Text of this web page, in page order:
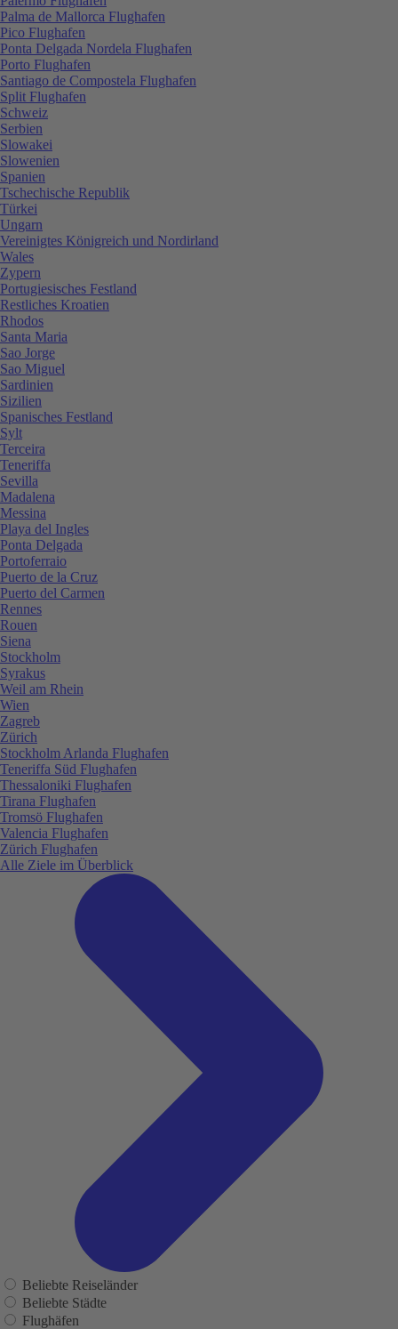
Palma de Mallorca Flughafen
Pico Flughafen
Ponta Delgada Nordela Flughafen
Porto Flughafen
Santiago de Compostela Flughafen
Split Flughafen
Schweiz
Serbien
Slowakei
Slowenien
Spanien
Tschechische Republik
Türkei
Ungarn
Vereinigtes Königreich und Nordirland
Wales
Zypern
Portugiesisches Festland
Restliches Kroatien
Rhodos
Santa Maria
Sao Jorge
Sao Miguel
Sardinien
Sizilien
Spanisches Festland
Sylt
Terceira
Teneriffa
Sevilla
Madalena
Messina
Playa del Ingles
Ponta Delgada
Portoferraio
Puerto de la Cruz
Puerto del Carmen
Rennes
Rouen
Siena
Stockholm
Syrakus
Weil am Rhein
Wien
Zagreb
Zürich
Stockholm Arlanda Flughafen
Teneriffa Süd Flughafen
Thessaloniki Flughafen
Tirana Flughafen
Tromsö Flughafen
Valencia Flughafen
Zürich Flughafen
Alle Ziele im Überblick
Beliebte Reiseländer
Beliebte Städte
Flughäfen